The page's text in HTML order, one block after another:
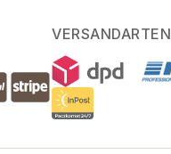
VERSANDARTEN